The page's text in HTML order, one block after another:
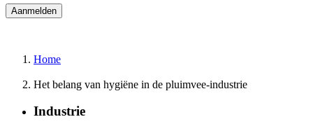
Home
Het belang van hygiëne in de pluimvee-industrie
Industrie